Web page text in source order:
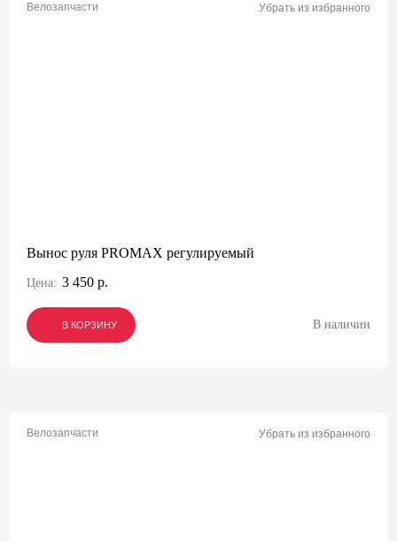
Велозапчасти Убрать из избранного
Вынос руля PROMAX регулируемый
Цена: 3 450 р.
В КОРЗИНУ
В КОРЗИНУ
В КОРЗИНУ В наличии
Велозапчасти Убрать из избранного